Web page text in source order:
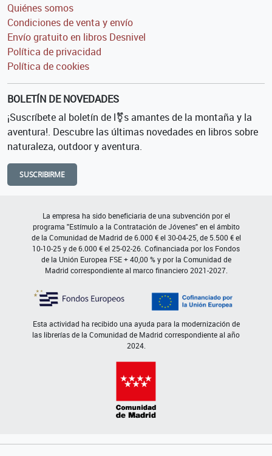
Quiénes somos
Condiciones de venta y envío
Envío gratuito en libros Desnivel
Política de privacidad
Política de cookies
BOLETÍN DE NOVEDADES
¡Suscríbete al boletín de l⚧s amantes de la montaña y la
aventura!. Descubre las últimas novedades en libros sobre
naturaleza, outdoor y aventura.
SUSCRIBIRME
La empresa ha sido beneficiaria de una subvención por el
programa "Estímulo a la Contratación de Jóvenes" en el ámbito
de la Comunidad de Madrid de 6.000 € el 30-04-25, de 5.500 € el
10-10-25 y de 6.000 € el 25-02-26. Cofinanciada por los Fondos
de la Unión Europea FSE + 40,00 % y por la Comunidad de
Madrid correspondiente al marco financiero 2021-2027.
Esta actividad ha recibido una ayuda para la modernización de
las librerías de la Comunidad de Madrid correspondiente al año
2024.